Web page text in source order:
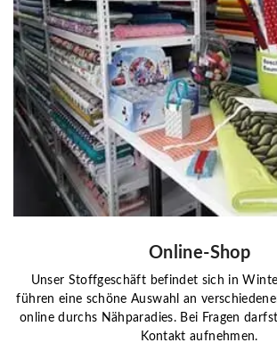
Online-Shop
Unser Stoffgeschäft befindet sich in
führen eine schöne Auswahl an
online durchs Nähparadies. Bei Fragen
Kontakt aufnehmen.